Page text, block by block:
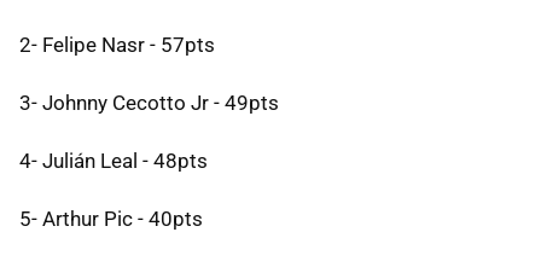
2- Felipe Nasr - 57pts
3- Johnny Cecotto Jr - 49pts
4- Julián Leal - 48pts
5- Arthur Pic - 40pts